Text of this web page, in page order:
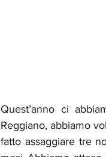
Quest’anno ci
Reggiano, abbiamo
fatto assaggiare tre